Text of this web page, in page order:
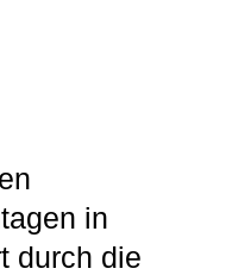
in
durch die